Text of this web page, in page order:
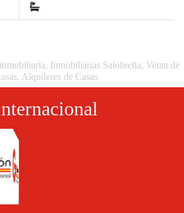
Inmobiliarias Salobreña, Venta de
Alquileres de Casas